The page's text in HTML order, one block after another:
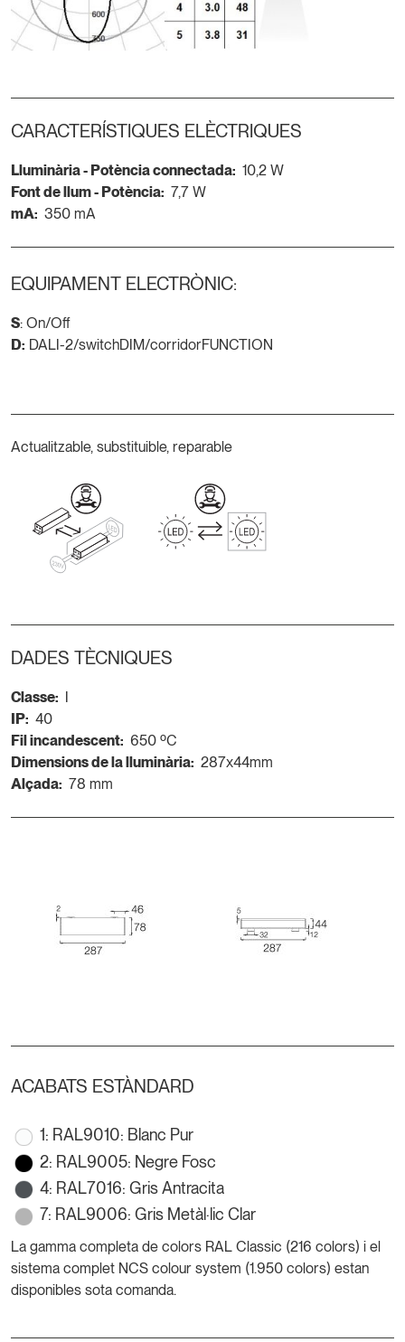
CARACTERÍSTIQUES ELÈCTRIQUES
Lluminària - Potència connectada: 10,2 W
Font de llum - Potència: 7,7 W
mA: 350 mA
EQUIPAMENT ELECTRÒNIC:
S: On/Off
D: DALI-2/switchDIM/corridorFUNCTION
Actualitzable, substituible, reparable
DADES TÈCNIQUES
Classe:
IP: 40
Fil incandescent: 650 ºC
Dimensions de la lluminària: 287x44mm
Alçada: 78 mm
ACABATS ESTÀNDARD
1: RAL9010: Blanc Pur
2: RAL9005: Negre Fosc
4: RAL7016: Gris Antracita
7: RAL9006: Gris Metàl·lic Clar
La gamma completa de colors RAL Classic (216 colors) i el
sistema complet NCS colour system (1.950 colors) estan
disponibles sota comanda.